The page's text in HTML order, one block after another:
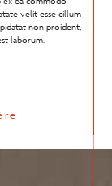
velit esse cillum
non proident,
laborum.